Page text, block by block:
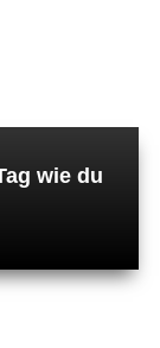
wie du